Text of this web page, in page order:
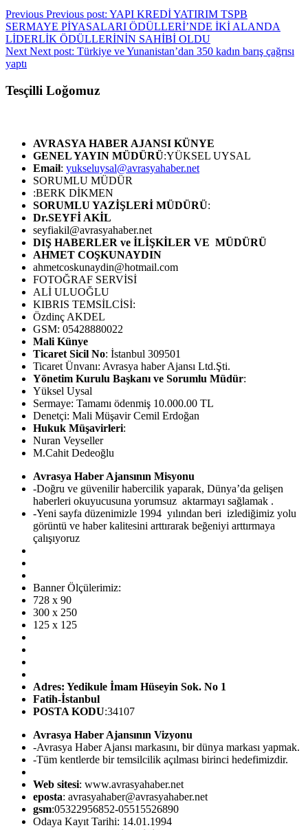
Previous Previous post: YAPI KREDİ YATIRIM TSPB
SERMAYE PİYASALARI ÖDÜLLERİ’NDE İKİ ALANDA
LİDERLİK ÖDÜLLERİNİN SAHİBİ OLDU
Next Next post: Türkiye ve Yunanistan’dan 350 kadın barış çağrısı
yaptı
Tesçilli Loğomuz
AVRASYA HABER AJANSI KÜNYE
GENEL YAYIN MÜDÜRÜ:YÜKSEL UYSAL
Email: yukseluysal@avrasyahaber.net
SORUMLU MÜDÜR
:BERK DİKMEN
SORUMLU YAZİŞLERİ MÜDÜRÜ:
Dr.SEYFİ AKİL
seyfiakil@avrasyahaber.net
DIŞ HABERLER ve İLİŞKİLER VE MÜDÜRÜ
AHMET COŞKUNAYDIN
ahmetcoskunaydin@hotmail.com
FOTOĞRAF SERVİSİ
ALİ ULUOĞLU
KIBRIS TEMSİLCİSİ:
Özdinç AKDEL
GSM: 05428880022
Mali Künye
Ticaret Sicil No: İstanbul 309501
Ticaret Ünvanı: Avrasya haber Ajansı Ltd.Şti.
Yönetim Kurulu Başkanı ve Sorumlu Müdür:
Yüksel Uysal
Sermaye: Tamamı ödenmiş 10.000.00 TL
Denetçi: Mali Müşavir Cemil Erdoğan
Hukuk Müşavirleri:
Nuran Veyseller
M.Cahit Dedeoğlu
Avrasya Haber Ajansının Misyonu
-Doğru ve güvenilir habercilik yaparak, Dünya’da gelişen
haberleri okuyucusuna yorumsuz aktarmayı sağlamak .
-Yeni sayfa düzenimizle 1994 yılından beri izlediğimiz yolu
görüntü ve haber kalitesini arttırarak beğeniyi arttırmaya
çalışıyoruz
Banner Ölçülerimiz:
728 x 90
300 x 250
125 x 125
Adres: Yedikule İmam Hüseyin Sok. No 1
Fatih-İstanbul
POSTA KODU:34107
Avrasya Haber Ajansının Vizyonu
-Avrasya Haber Ajansı markasını, bir dünya markası yapmak.
-Tüm kentlerde bir temsilcilik açılması birinci hedefimizdir.
Web sitesi: www.avrasyahaber.net
eposta: avrasyahaber@avrasyahaber.net
gsm:05322956852-05515526890
Odaya Kayıt Tarihi: 14.01.1994